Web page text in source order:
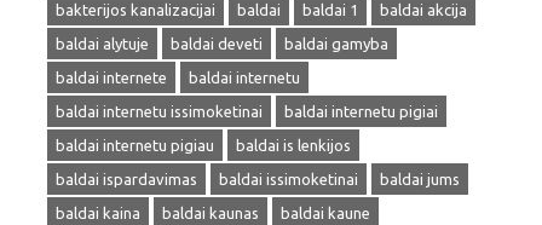
bakterijos kanalizacijai
baldai baldai 1
baldai akcija
baldai alytuje
baldai deveti
baldai gamyba
baldai internete
baldai internetu
baldai internetu issimoketinai
baldai internetu pigiai
baldai internetu pigiau
baldai is lenkijos
baldai ispardavimas
baldai issimoketinai
baldai jums
baldai kaina
baldai kaunas
baldai kaune